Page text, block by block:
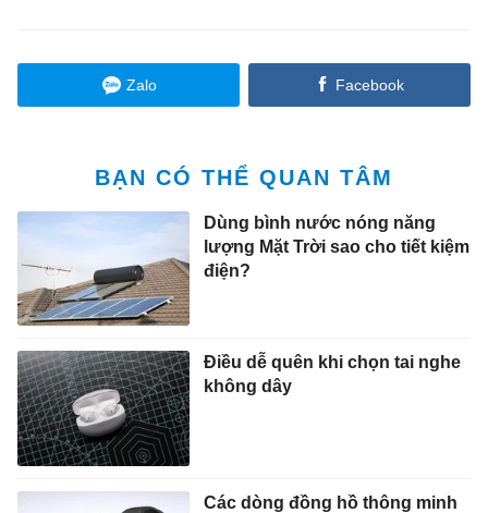
Zalo Facebook
BẠN CÓ THỂ QUAN TÂM
Dùng bình nước nóng năng
lượng Mặt Trời sao cho tiết kiệm
điện?
Điều dễ quên khi chọn tai nghe
không dây
Các dòng đồng hồ thông minh